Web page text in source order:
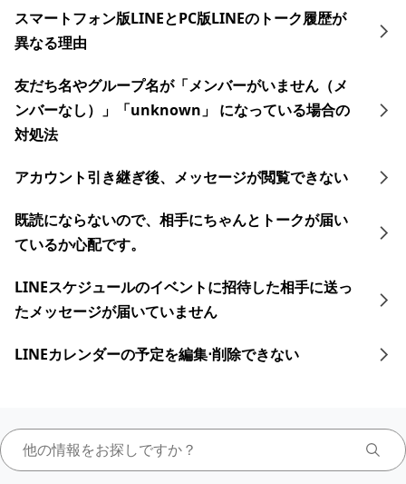
スマートフォン版LINEとPC版LINEのトーク履歴が
異なる理由
友だち名やグループ名が「メンバーがいません（メ
ンバーなし）」「unknown」 になっている場合の
対処法
アカウント引き継ぎ後、メッセージが閲覧できない
既読にならないので、相手にちゃんとトークが届い
ているか心配です。
LINEスケジュールのイベントに招待した相手に送っ
たメッセージが届いていません
LINEカレンダーの予定を編集⋅削除できない